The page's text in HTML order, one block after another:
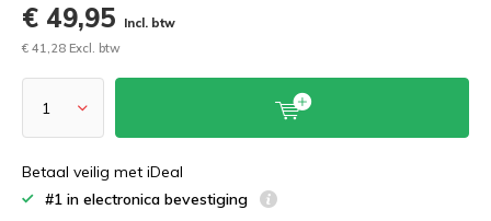
€ 49,95
Incl. btw
€ 41,28 Excl. btw
Betaal veilig met iDeal
#1 in electronica bevestiging